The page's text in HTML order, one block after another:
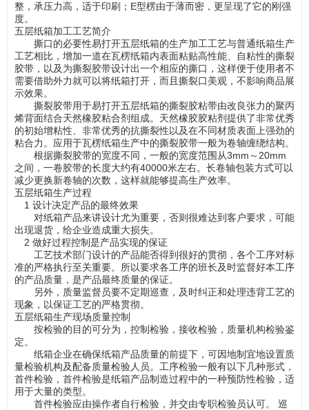
整，承压力高，适于印刷；E型楞由于薄而密，更呈现了它的刚强
度。
五层纸箱加工工艺简介
撕口的必要性易打开五层纸箱的生产加工工艺与普通纸箱生产
工艺相比，增加一道在瓦楞纸箱内表面粘贴高性能、自粘性的撕裂
胶带，以及为撕裂胶带设计出一个相应的撕口，这样便于使用者不
需要借助外力就可以将纸箱打开，而且撕裂口美观，不影响商品展
示效果。
撕裂胶带用于易打开五层纸箱的撕裂胶粘带由改良张力的聚丙
烯背面结合天然橡胶粘合剂组成。天然橡胶胶粘剂提供了非常优秀
的初始增粘性、非常优秀的抗撕裂性以及在不同材质表面上强劲的
粘合力。应用于瓦楞纸箱生产中的撕裂胶带一般为卷轴缠绕结构。
根据撕裂胶带的宽度不同，一般的宽度范围从3mm～20mm
之间，一卷胶带的长度大约有40000米左右。长卷轴包装方式可以
减少更换新卷轴的次数，这样就能够提高生产效率。
五层纸箱生产过程
1 设计决定产品的最终效果
对纸箱产品来讲设计尤为重要，否则很难达到客户要求，可能
出现退货，给企业造成重大损失。
2 做好过程控制是产品实现的保证
工艺技术部门设计的产品能否得到很好的贯彻，各个工序对标
准的严格执行至关重要。所以要求各工序的班长及时监督好本工序
的产品质量，是产品最终质量的保证。
另外，质量监督员要不定期巡查，及时纠正和处理违背工艺的
现象，以保证工艺的严格贯彻。
五层纸箱生产现场质量控制
按检验的目的可分为，控制检验，接收检验，质量机构检验鉴
定。
纸箱企业在确保纸箱产品质量的前提下，可因地制宜地设置质
量检验机构及配备质量检验人员。工序检验一般有以下几种形式，
首件检验，首件检验是纸箱产品制造过程中的一种预防性检验，适
用于大量的类型。
首件检验应由操作者自行检验，并交由专职检验员认可。 巡